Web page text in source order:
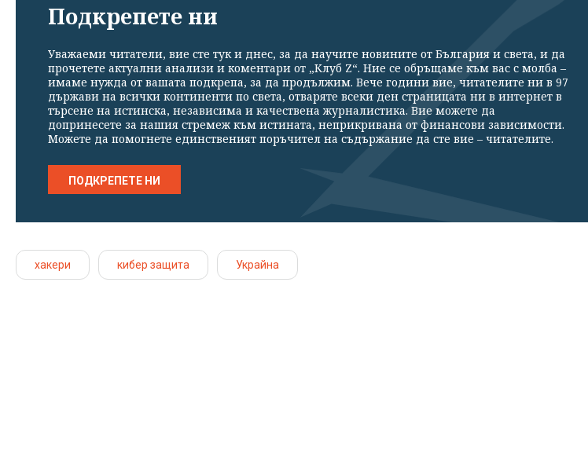
Подкрепете ни
Уважаеми читатели, вие сте тук и днес, за да научите новините от България и света, и да
прочетете актуални анализи и коментари от „Клуб Z“. Ние се обръщаме към вас с молба –
имаме нужда от вашата подкрепа, за да продължим. Вече години вие, читателите ни в 97
държави на всички континенти по света, отваряте всеки ден страницата ни в интернет в
търсене на истинска, независима и качествена журналистика. Вие можете да
допринесете за нашия стремеж към истината, неприкривана от финансови зависимости.
Можете да помогнете единственият поръчител на съдържание да сте вие – читателите.
ПОДКРЕПЕТЕ НИ
хакери кибер защита Украйна